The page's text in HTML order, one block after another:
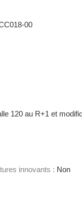
00
120 au R+1 et
innovants : Non